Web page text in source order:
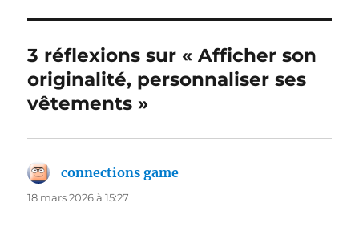
3 réflexions sur « Afficher son
originalité, personnaliser ses
vêtements »
connections game
18 mars 2026 à 15:27